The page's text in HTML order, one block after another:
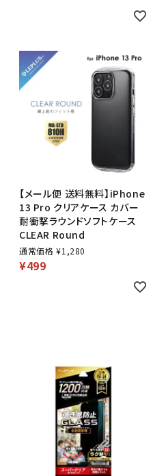
【メール便 送料無料】iPhone
13 Pro クリアケース カバー
耐衝撃ラウンドソフトケース
CLEAR Round
通常価格 ¥1,280
¥499